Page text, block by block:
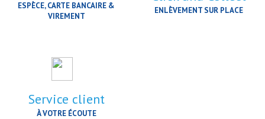
ESPÈCE, CARTE BANCAIRE &
VIREMENT
ENLÈVEMENT SUR PLACE
Service client
À VOTRE ÉCOUTE